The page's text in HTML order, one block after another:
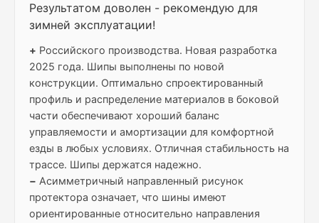
Результатом доволен - рекомендую для
зимней эксплуатации!
+ Российского производства. Новая разработка
2025 года. Шипы выполнены по новой
конструкции. Оптимально спроектированный
профиль и распределение материалов в боковой
части обеспечивают хороший баланс
управляемости и амортизации для комфортной
езды в любых условиях. Отличная стабильность на
трассе. Шипы держатся надежно.
− Асимметричный направленный рисунок
протектора означает, что шины имеют
ориентированные относительно направления